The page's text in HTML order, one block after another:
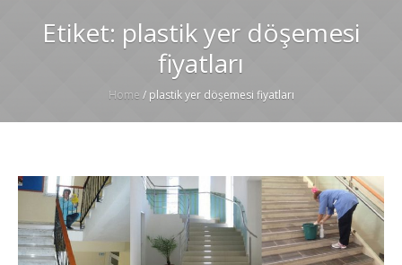
Etiket: plastik yer döşemesi
fiyatları
Home / plastik yer döşemesi fiyatları